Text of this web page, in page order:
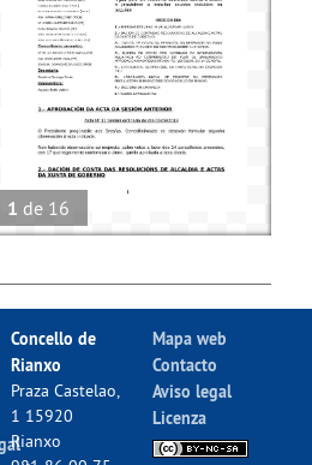
1 de 16
Concello de
Rianxo
Praza Castelao,
1 15920
Rianxo
Mapa web
Contacto
Aviso legal
Licenza